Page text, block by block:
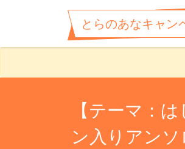
とらのあなキャン
【テーマ：
ン入りアン